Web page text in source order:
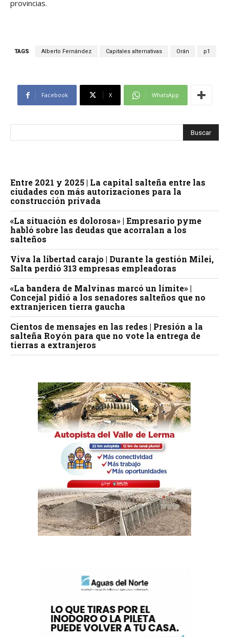
provincias.
TAGS Alberto Fernández Capitales alternativas Orán p1
Facebook X WhatsApp
Entre 2021 y 2025 | La capital salteña entre las
ciudades con más autorizaciones para la
construcción privada
«La situación es dolorosa» | Empresario pyme
habló sobre las deudas que acorralan a los
salteños
Viva la libertad carajo | Durante la gestión Milei,
Salta perdió 313 empresas empleadoras
«La bandera de Malvinas marcó un límite» |
Concejal pidió a los senadores salteños que no
extranjericen tierra gaucha
Cientos de mensajes en las redes | Presión a la
salteña Royón para que no vote la entrega de
tierras a extranjeros